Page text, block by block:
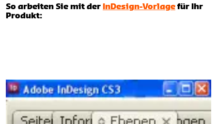
So arbeiten Sie mit der InDesign-Vorlage für Ihr
Produkt: